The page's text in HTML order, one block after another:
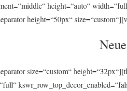
height=“auto“
height=“50px“
size=“custom“